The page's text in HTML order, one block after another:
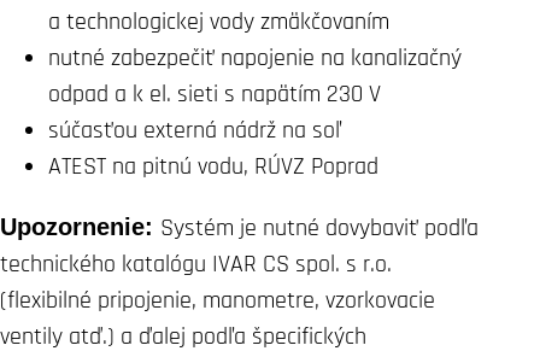
a technologickej vody zmäkčovaním
nutné zabezpečiť napojenie na kanalizačný
odpad a k el. sieti s napätím 230 V
súčasťou externá nádrž na soľ
ATEST na pitnú vodu, RÚVZ Poprad
Upozornenie: Systém je nutné dovybaviť podľa
technického katalógu IVAR CS spol. s r.o.
(flexibilné pripojenie, manometre, vzorkovacie
ventily atď.) a ďalej podľa špecifických